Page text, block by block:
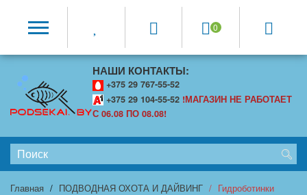
0
НАШИ КОНТАКТЫ:
+375 29 767-55-52
+375 29 104-55-52 !МАГАЗИН НЕ РАБОТАЕТ
С 06.08 ПО 08.08!
Главная ПОДВОДНАЯ ОХОТА И ДАЙВИНГ Гидроботинки